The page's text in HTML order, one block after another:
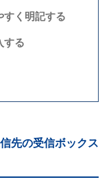
すく明記する
する
先の受信ボックス